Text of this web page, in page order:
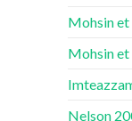
Mohsin et
Mohsin
Nelson